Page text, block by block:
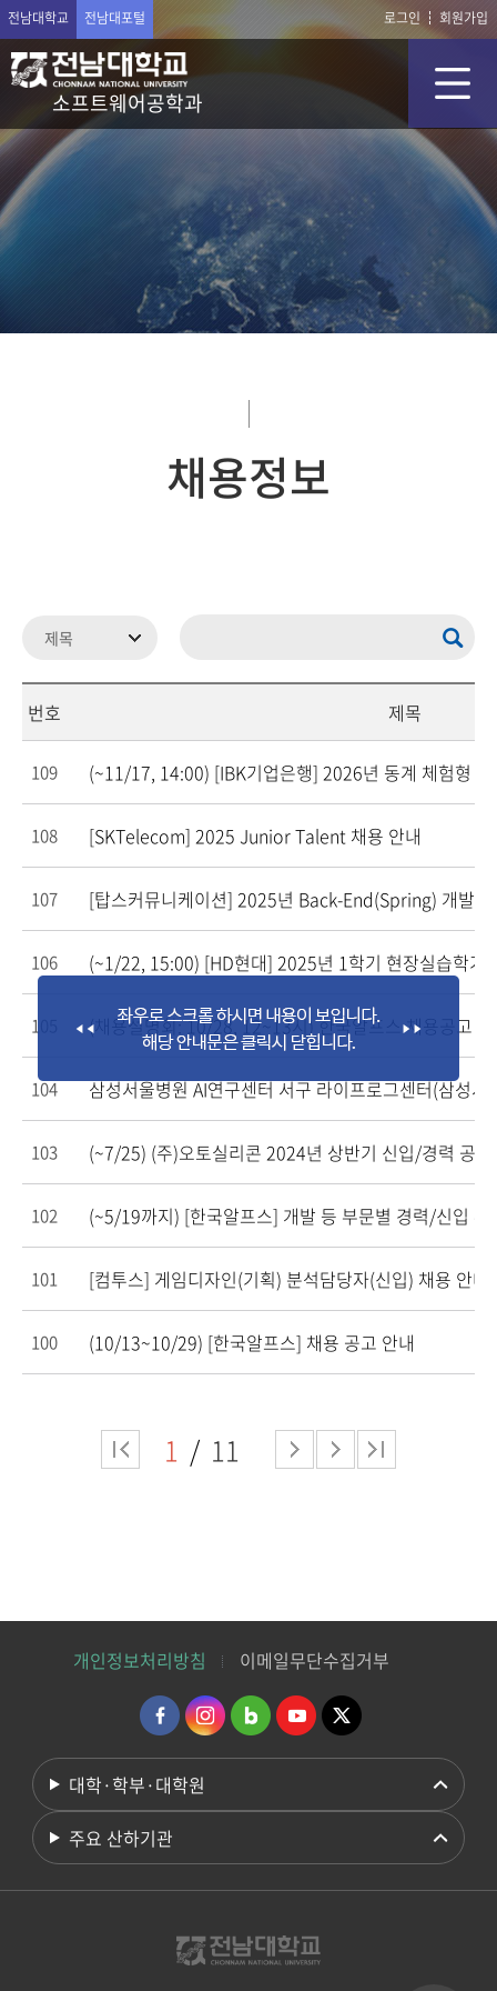
전남대학교 전남대포털 로그인 회원가입
소프트웨어공학과
채용정보
번호 제목
109 (~11/17, 14:00) [IBK기업은행] 2026년 동계 체험형
108 [SKTelecom] 2025 Junior Talent 채용 안내
107 [탑스커뮤니케이션] 2025년 Back-End(Spring) 개발자
106 (~1/22, 15:00) [HD현대] 2025년 1학기 현장실습학기
105 (채용설명회: 10/28, 12~13시) 한국알프스 채용공고
104
103 (~7/25) (주)오토실리콘 2024년 상반기 신입/경력 공채
102 (~5/19까지) [한국알프스] 개발 등 부문별 경력/신입 추
101 [컴투스] 게임디자인(기획) 분석담당자(신입) 채용 안내
100 (10/13~10/29) [한국알프스] 채용 공고 안내
1 11
개인정보처리방침 이메일무단수집거부
대학·학부·대학원
주요 산하기관